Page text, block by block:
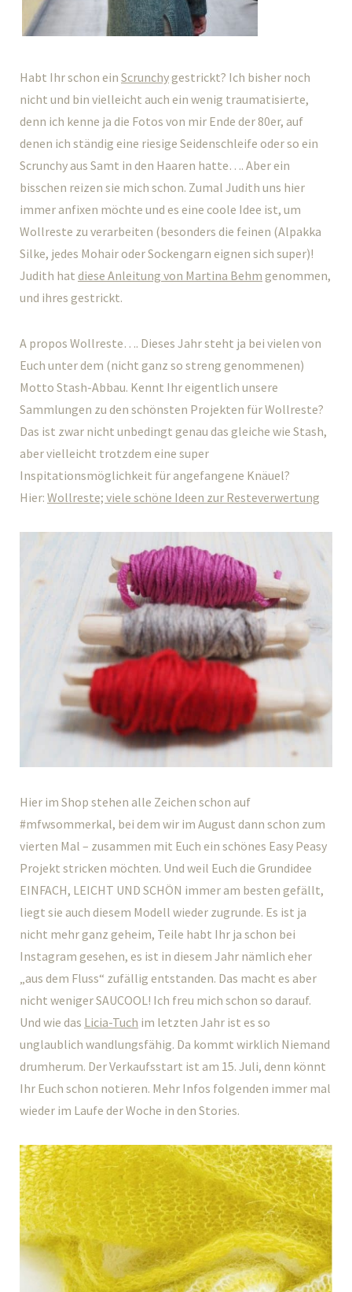
Habt Ihr schon ein Scrunchygestrickt? Ich bisher noch
nicht und bin vielleicht auch ein wenig traumatisierte,
denn ich kenne ja die Fotos von mir Ende der 80er, auf
denen ich ständig eine riesige Seidenschleife oder so ein
Scrunchy aus Samt in den Haaren hatte…. Aber ein
bisschen reizen sie mich schon. Zumal Judith uns hier
immer anfixen möchte und es eine coole Idee ist, um
Wollreste zu verarbeiten (besonders die feinen (Alpakka
Silke, jedes Mohair oder Sockengarn eignen sich super)!
Judith hat diese Anleitung von Martina Behm genommen,
und ihres gestrickt.
A propos Wollreste…. Dieses Jahr steht ja bei vielen von
Euch unter dem (nicht ganz so streng genommenen)
Motto Stash-Abbau. Kennt Ihr eigentlich unsere
Sammlungen zu den schönsten Projekten für Wollreste?
Das ist zwar nicht unbedingt genau das gleiche wie Stash,
aber vielleicht trotzdem eine super
Inspitationsmöglichkeit für angefangene Knäuel?
Hier: Wollreste; viele schöne Ideen zur Resteverwertung
Hier im Shop stehen alle Zeichen schon auf
#mfwsommerkal, bei dem wir im August dann schon zum
vierten Mal – zusammen mit Euch ein schönes Easy Peasy
Projekt stricken möchten. Und weil Euch die Grundidee
EINFACH, LEICHT UND SCHÖN immer am besten gefällt,
liegt sie auch diesem Modell wieder zugrunde. Es ist ja
nicht mehr ganz geheim, Teile habt Ihr ja schon bei
Instagram gesehen, es ist in diesem Jahr nämlich eher
„aus dem Fluss“ zufällig entstanden. Das macht es aber
nicht weniger SAUCOOL! Ich freu mich schon so darauf.
Und wie das Licia-Tuch im letzten Jahr ist es so
unglaublich wandlungsfähig. Da kommt wirklich Niemand
drumherum. Der Verkaufsstart ist am 15. Juli, denn könnt
Ihr Euch schon notieren. Mehr Infos folgenden immer mal
wieder im Laufe der Woche in den Stories.